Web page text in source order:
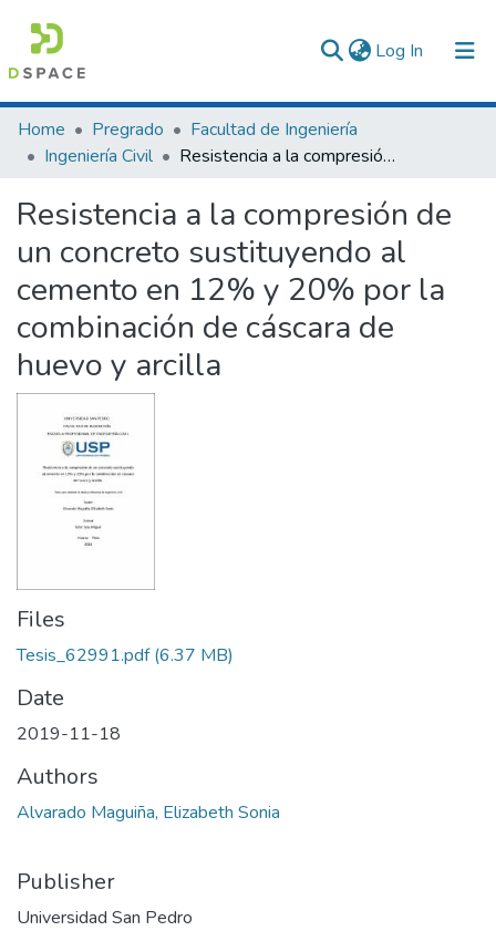
Log In (current)
Communities & Collections
All of DSpace
Statistics
Home Pregrado
Facultad de Ingeniería
Ingeniería Civil
Resistencia a la compresión de un concreto sustituyendo al cemento en 12% y 20% por la combinación de cáscara de huevo y arcilla
Resistencia a la compresión de
un concreto sustituyendo al
cemento en 12% y 20% por la
combinación de cáscara de
huevo y arcilla
Files
Tesis_62991.pdf(6.37 MB)
Date
2019-11-18
Authors
Alvarado Maguiña, Elizabeth Sonia
Publisher
Universidad San Pedro